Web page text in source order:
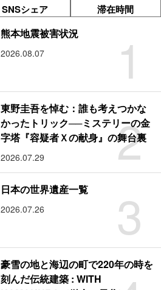
SNSシェア 滞在時間
1
熊本地震被害状況
2026.08.07
2
東野圭吾を悼む：誰も考えつかな
かったトリック──ミステリーの金
字塔『容疑者Ｘの献身』の舞台裏
2026.07.29
3
日本の世界遺産一覧
2026.07.26
豪雪の地と海辺の町で220年の時を
刻んだ伝統建築 : WITH